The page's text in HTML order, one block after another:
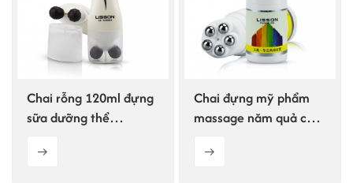
Chai rỗng 120ml đựng
sữa dưỡng thể
Chai đựng mỹ phẩm
massage năm quả cầu
100 ml